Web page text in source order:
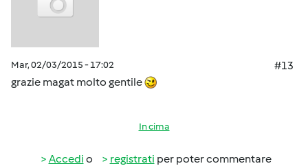
Mar, 02/03/2015 - 17:02
#13
grazie magat molto gentile
In cima
Accedi o registrati per poter commentare